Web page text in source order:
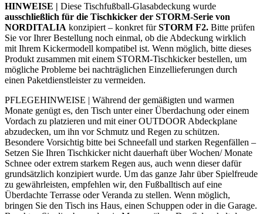
HINWEISE | Diese Tischfußball-Glasabdeckung wurde
ausschließlich für die Tischkicker der STORM-Serie von
NORDITALIA konzipiert – konkret fürSTORM F2. Bitte prüfen
Sie vor Ihrer Bestellung noch einmal, ob die Abdeckung wirklich
mit Ihrem Kickermodell kompatibel ist. Wenn möglich, bitte dieses
Produkt zusammen mit einem STORM-Tischkicker bestellen, um
mögliche Probleme bei nachträglichen Einzellieferungen durch
einen Paketdienstleister zu vermeiden.
PFLEGEHINWEISE | Während der gemäßigten und warmen
Monate genügt es, den Tisch unter einer Überdachung oder einem
Vordach zu platzieren und mit einer OUTDOOR Abdeckplane
abzudecken, um ihn vor Schmutz und Regen zu schützen.
Besondere Vorsichtig bitte bei Schneefall und starken Regenfällen –
Setzen Sie Ihren Tischkicker nicht dauerhaft über Wochen/ Monate
Schnee oder extrem starkem Regen aus, auch wenn dieser dafür
grundsätzlich konzipiert wurde. Um das ganze Jahr über Spielfreude
zu gewährleisten, empfehlen wir, den Fußballtisch auf eine
Überdachte Terrasse oder Veranda zu stellen. Wenn möglich,
bringen Sie den Tisch ins Haus, einen Schuppen oder in die Garage.